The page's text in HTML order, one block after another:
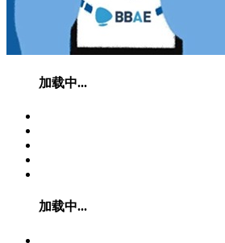
加载中...
加载中...